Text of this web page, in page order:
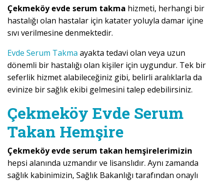
Çekmeköy evde serum takma hizmeti, herhangi bir
hastalığı olan hastalar için katater yoluyla damar içine
sıvı verilmesine denmektedir.
Evde Serum Takma ayakta tedavi olan veya uzun
dönemli bir hastalığı olan kişiler için uygundur. Tek bir
seferlik hizmet alabileceğiniz gibi, belirli aralıklarla da
evinize bir sağlık ekibi gelmesini talep edebilirsiniz.
Çekmeköy Evde Serum
Takan Hemşire
Çekmeköy evde serum takan hemşirelerimizin
hepsi alanında uzmandır ve lisanslıdır. Aynı zamanda
sağlık kabinimizin, Sağlık Bakanlığı tarafından onaylı